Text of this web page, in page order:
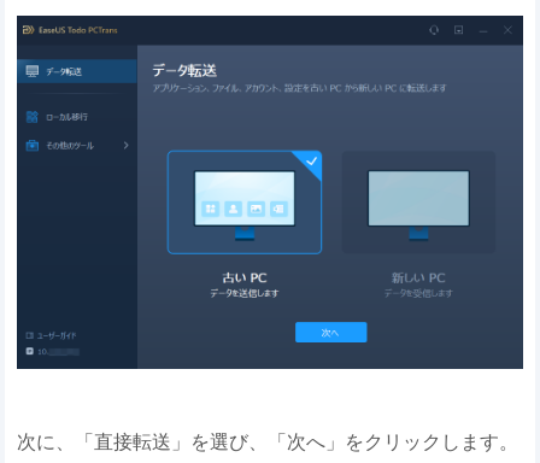
次に、「直接転送」を選び、「次へ」をクリックします。